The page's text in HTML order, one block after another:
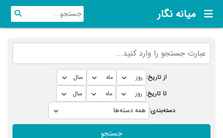
میانه نگار
از تاریخ:
تا تاریخ:
دسته‌بندی:
جستجو